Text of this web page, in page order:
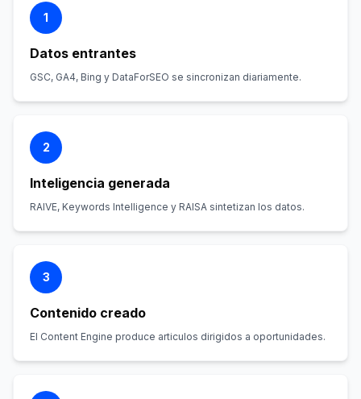
1
Datos entrantes
GSC, GA4, Bing y DataForSEO se sincronizan diariamente.
2
Inteligencia generada
RAIVE, Keywords Intelligence y RAISA sintetizan los datos.
3
Contenido creado
El Content Engine produce articulos dirigidos a oportunidades.